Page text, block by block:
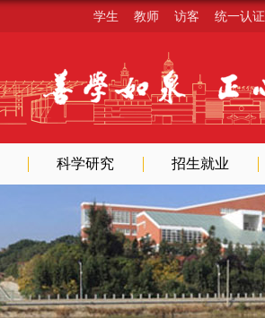
学生 教师 访客 统一认证
科学研究 招生就业